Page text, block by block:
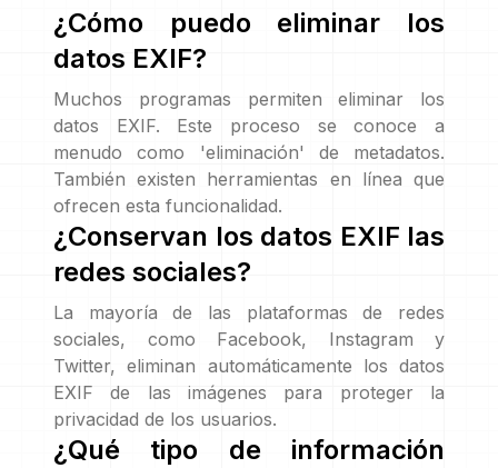
¿Cómo puedo eliminar los
datos EXIF?
Muchos programas permiten eliminar los
datos EXIF. Este proceso se conoce a
menudo como 'eliminación' de metadatos.
También existen herramientas en línea que
ofrecen esta funcionalidad.
¿Conservan los datos EXIF las
redes sociales?
La mayoría de las plataformas de redes
sociales, como Facebook, Instagram y
Twitter, eliminan automáticamente los datos
EXIF de las imágenes para proteger la
privacidad de los usuarios.
¿Qué tipo de información